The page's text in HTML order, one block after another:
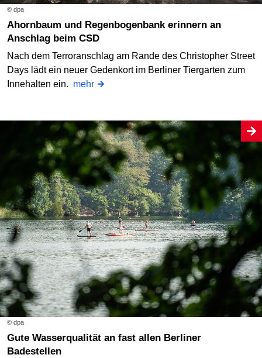
© dpa
Ahornbaum und Regenbogenbank erinnern an
Anschlag beim CSD
Nach dem Terroranschlag am Rande des Christopher Street
Days lädt ein neuer Gedenkort im Berliner Tiergarten zum
Innehalten ein. mehr
© dpa
Gute Wasserqualität an fast allen Berliner
Badestellen